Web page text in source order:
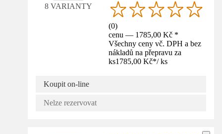
8 VARIANTY
(0)
cenu — 1785,00 Kč *
Všechny ceny vč. DPH a bez
nákladů na přepravu za
ks1785,00 Kč*/ ks
Koupit on-line
Nelze rezervovat